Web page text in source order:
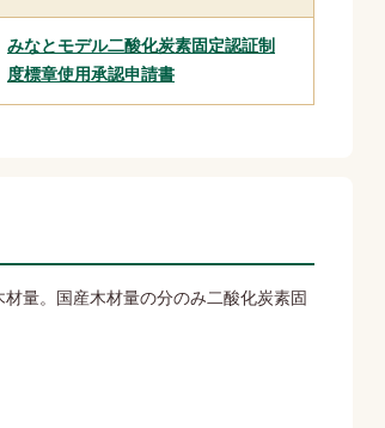
みなとモデル二酸化炭素固定認証制
度標章使用承認申請書
量。国産木材量の分のみ二酸化炭素固